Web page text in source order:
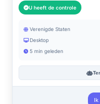
U heeft de controle
Verenigde Staten
Desktop
5 min geleden